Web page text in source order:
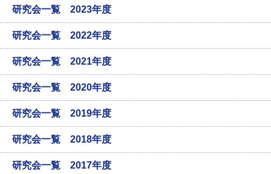
研究会一覧 2023年度
研究会一覧 2022年度
研究会一覧 2021年度
研究会一覧 2020年度
研究会一覧 2019年度
研究会一覧 2018年度
研究会一覧 2017年度